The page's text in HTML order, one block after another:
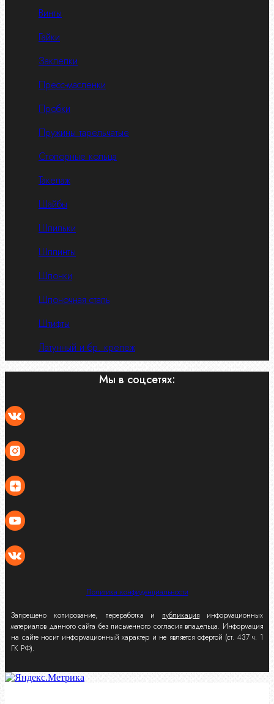
Винты
Гайки
Заклепки
Пресс-масленки
Пробки
Пружины тарельчатые
Стопорные кольца
Такелаж
Шайбы
Шпильки
Шплинты
Шпонки
Шпоночная сталь
Штифты
Латунный и бр. крепеж
Мы в соцсетях:
Политика конфиденциальности
Запрещено копирование, переработка и публикация информационных
материалов данного сайта без письменного согласия владельца. Информация
на сайте носит информационный характер и не является офертой (ст. 437 ч. 1
ГК РФ).